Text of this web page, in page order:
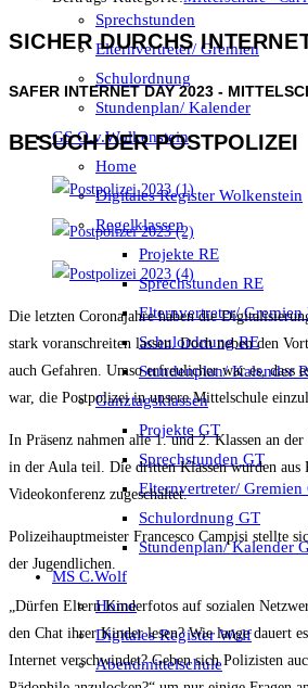
Sprechstunden
Elternvertreter/ Gremien
Schulordnung
Stundenplan/ Kalender
GS O.v.Wolkenstein
Home
Digitales Register Wolkenstein
Regelklassen
Projekte RE
Sprechstunden RE
Elternvertreter/ Gremien
Schulordnung RE
Stundenplan/ Kalender
Ganztagsklassen
Projekte GT
Sprechstunden GT
Elternvertreter/ Gremien
Schulordnung GT
Stundenplan/ Kalender
MS C.Wolf
Home
Digitales Register Wolf
Abendmittelschule
SICHER DURCHS
SAFER INTERNET DAY 2023 -
BESUCH DER POSTPOLIZEI
Die letzten Coronajahre haben die
stark voranschreiten lassen. Doch neben den
auch Gefahren. Umso erfreulicher war es, dass
war, die Postpolizei in unsere Mittelschule
In Präsenz nahmen alle 1. und 2. Klassen an
in der Aula teil. Die dritten Klassen wurden aus
Videokonferenz zugeschaltet.
Polizeihauptmeister Francesco Campisi stellte
der Jugendlichen.
„Dürfen Eltern Kinderfotos auf sozialen
den Chat ihrer Kinder lesen? Wie lange dauert
Internet verschwindet? Geben sich Polizisten